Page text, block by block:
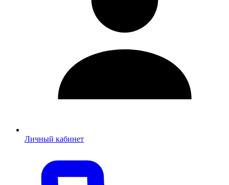
Личный кабинет